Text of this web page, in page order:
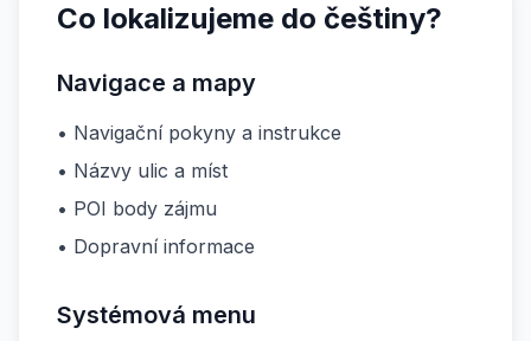
Co lokalizujeme do češtiny?
Navigace a mapy
• Navigační pokyny a instrukce
• Názvy ulic a míst
• POI body zájmu
• Dopravní informace
Systémová menu